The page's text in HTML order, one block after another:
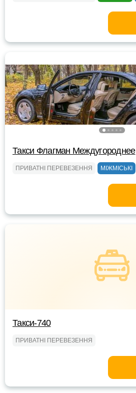
Такси Флагман Междугороднее
ПРИВАТНІ ПЕРЕВЕЗЕННЯ МІЖМІСЬКІ
Такси-740
ПРИВАТНІ ПЕРЕВЕЗЕННЯ